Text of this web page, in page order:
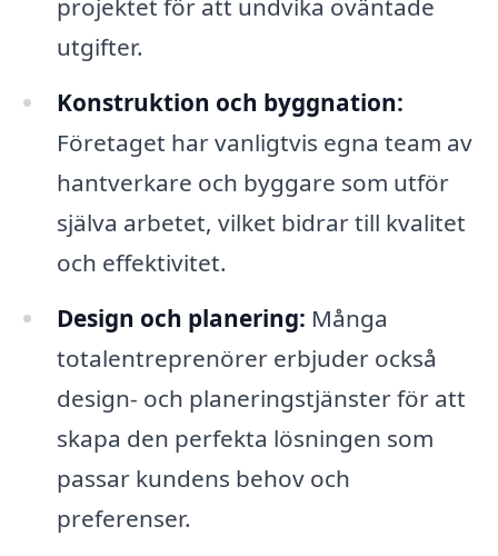
projektet för att undvika oväntade
utgifter.
Konstruktion och byggnation:
Företaget har vanligtvis egna team av
hantverkare och byggare som utför
själva arbetet, vilket bidrar till kvalitet
och effektivitet.
Design och planering: Många
totalentreprenörer erbjuder också
design- och planeringstjänster för att
skapa den perfekta lösningen som
passar kundens behov och
preferenser.